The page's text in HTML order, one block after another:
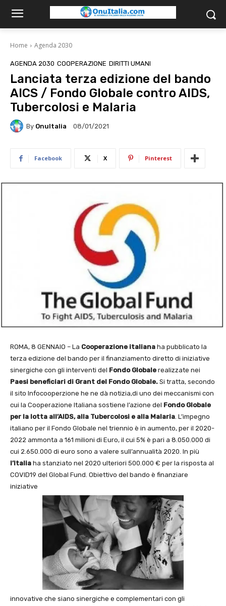
Home Agenda 2030
AGENDA 2030 COOPERAZIONE DIRITTI UMANI
Lanciata terza edizione del bando
AICS / Fondo Globale contro AIDS,
Tubercolosi e Malaria
By OnuItalia 08/01/2021
Facebook X Pinterest
ROMA, 8 GENNAIO – La Cooperazione italiana ha pubblicato la
terza edizione del bando per il finanziamento diretto di iniziative
sinergiche con gli interventi del Fondo Globale realizzate nei
Paesi beneficiari di Grant del Fondo Globale. Si tratta, secondo
il sito Infocooperzione he ne dà notizia,di uno dei meccanismi con
cui la Cooperazione Italiana sostiene l’azione del Fondo Globale
per la lotta all’AIDS, alla Tubercolosi e alla Malaria. L’impegno
italiano per il Fondo Globale nel triennio è in aumento, per il 2020-
2022 ammonta a 161 milioni di Euro, il cui 5% è pari a 8.050.000 di
cui 2.650.000 di euro sono a valere sull’annualità 2020. In più
l’Italia ha stanziato nel 2020 ulteriori 500.000 € per la risposta al
COVID19 del Global Fund. Obiettivo del bando è finanziare
iniziative
innovative che siano sinergiche e complementari con gli